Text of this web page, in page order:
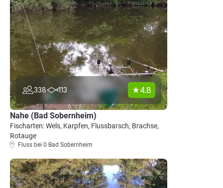
338 113 4.8
Nahe (Bad Sobernheim)
Fischarten: Wels, Karpfen, Flussbarsch, Brachse,
Rotauge
Fluss bei 0 Bad Sobernheim